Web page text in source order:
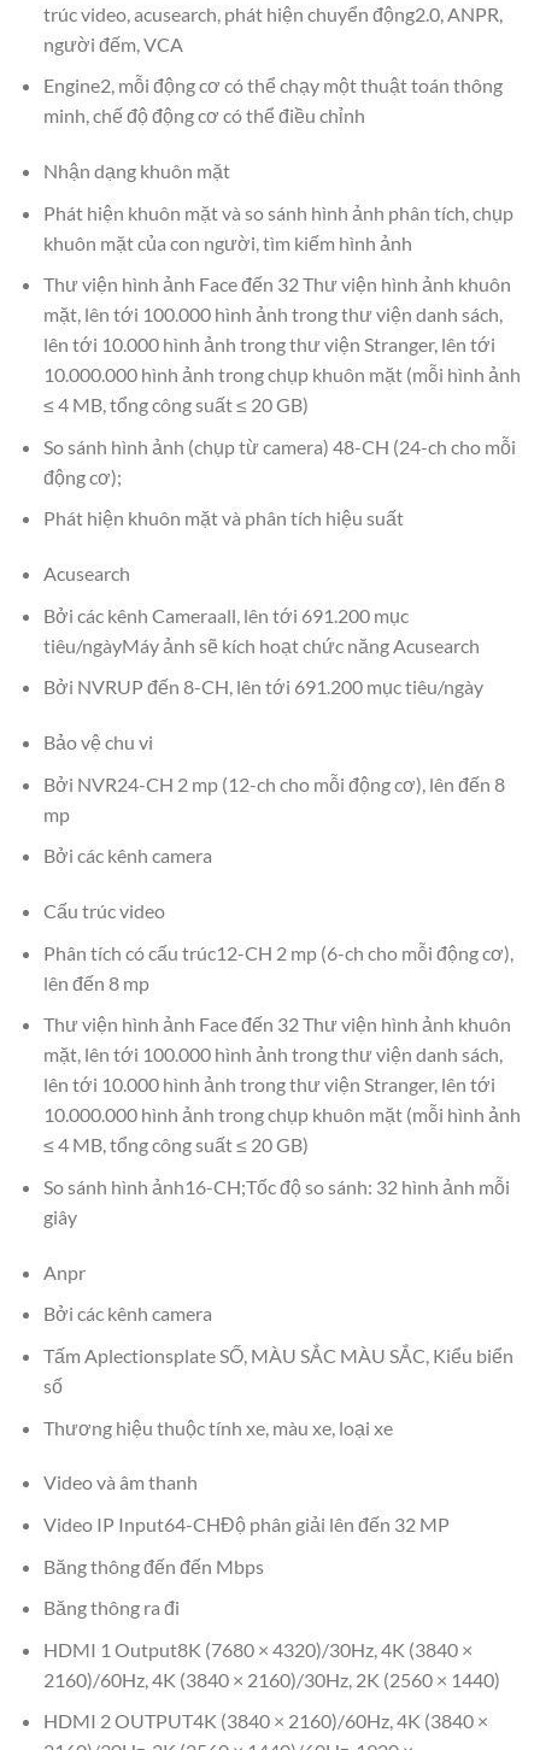
trúc video, acusearch, phát hiện chuyển động2.0, ANPR,
người đếm, VCA
Engine2, mỗi động cơ có thể chạy một thuật toán thông
minh, chế độ động cơ có thể điều chỉnh
Nhận dạng khuôn mặt
Phát hiện khuôn mặt và so sánh hình ảnh phân tích, chụp
khuôn mặt của con người, tìm kiếm hình ảnh
Thư viện hình ảnh Face đến 32 Thư viện hình ảnh khuôn
mặt, lên tới 100.000 hình ảnh trong thư viện danh sách,
lên tới 10.000 hình ảnh trong thư viện Stranger, lên tới
10.000.000 hình ảnh trong chụp khuôn mặt (mỗi hình ảnh
≤ 4 MB, tổng công suất ≤ 20 GB)
So sánh hình ảnh (chụp từ camera) 48-CH (24-ch cho mỗi
động cơ);
Phát hiện khuôn mặt và phân tích hiệu suất
Acusearch
Bởi các kênh Cameraall, lên tới 691.200 mục
tiêu/ngàyMáy ảnh sẽ kích hoạt chức năng Acusearch
Bởi NVRUP đến 8-CH, lên tới 691.200 mục tiêu/ngày
Bảo vệ chu vi
Bởi NVR24-CH 2 mp (12-ch cho mỗi động cơ), lên đến 8
mp
Bởi các kênh camera
Cấu trúc video
Phân tích có cấu trúc12-CH 2 mp (6-ch cho mỗi động cơ),
lên đến 8 mp
Thư viện hình ảnh Face đến 32 Thư viện hình ảnh khuôn
mặt, lên tới 100.000 hình ảnh trong thư viện danh sách,
lên tới 10.000 hình ảnh trong thư viện Stranger, lên tới
10.000.000 hình ảnh trong chụp khuôn mặt (mỗi hình ảnh
≤ 4 MB, tổng công suất ≤ 20 GB)
So sánh hình ảnh16-CH;Tốc độ so sánh: 32 hình ảnh mỗi
giây
Anpr
Bởi các kênh camera
Tấm Aplectionsplate SỐ, MÀU SẮC MÀU SẮC, Kiểu biển
số
Thương hiệu thuộc tính xe, màu xe, loại xe
Video và âm thanh
Video IP Input64-CHĐộ phân giải lên đến 32 MP
Băng thông đến đến Mbps
Băng thông ra đi
HDMI 1 Output8K (7680 × 4320)/30Hz, 4K (3840 ×
2160)/60Hz, 4K (3840 × 2160)/30Hz, 2K (2560 × 1440)
HDMI 2 OUTPUT4K (3840 × 2160)/60Hz, 4K (3840 ×